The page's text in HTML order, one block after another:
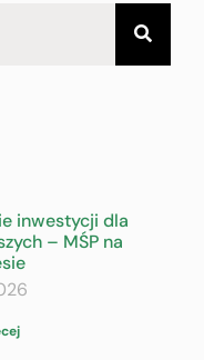
inwestycji dla
– MŚP na